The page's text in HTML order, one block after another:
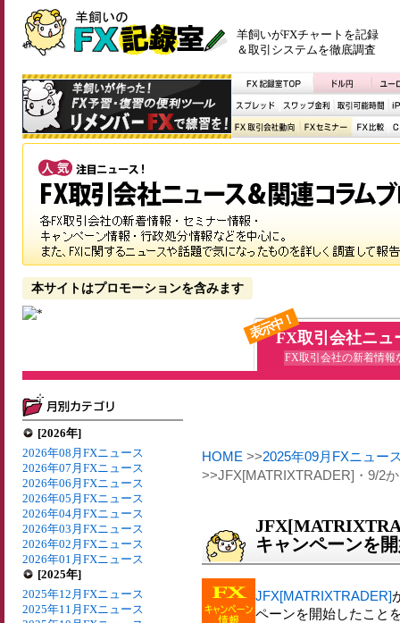
羊飼いがFXチャートを記録
＆取引システムを徹底調査
本サイトはプロモーションを含みます
表示中！FX取引会社ニュ
FX取引会社の新着情報
[2026年]
2026年08月FXニュース
2026年07月FXニュース
2026年06月FXニュース
2026年05月FXニュース
2026年04月FXニュース
2026年03月FXニュース
2026年02月FXニュース
2026年01月FXニュース
[2025年]
2025年12月FXニュース
2025年11月FXニュース
HOME >>2025年09月FXニュー
>>JFX[MATRIXTRADER]・9/2
キャンペーンを
JFX[MATRIXTRADER]
ペーンを開始したこと